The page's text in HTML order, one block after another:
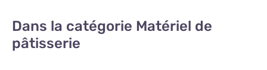
Dans la catégorie Matériel de
pâtisserie